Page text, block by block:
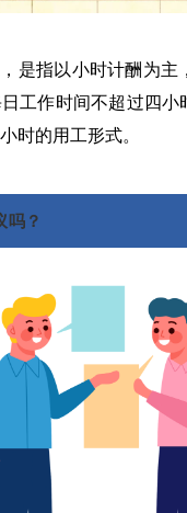
是指以小时计酬为主
工作时间不超过四小
时的用工形式。
吗？